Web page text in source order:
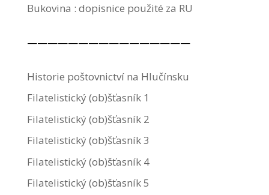
Bukovina : dopisnice použité za RU
————————————————
Historie poštovnictví na Hlučínsku
Filatelistický (ob)šťasník 1
Filatelistický (ob)šťasník 2
Filatelistický (ob)šťasník 3
Filatelistický (ob)šťasník 4
Filatelistický (ob)šťasník 5